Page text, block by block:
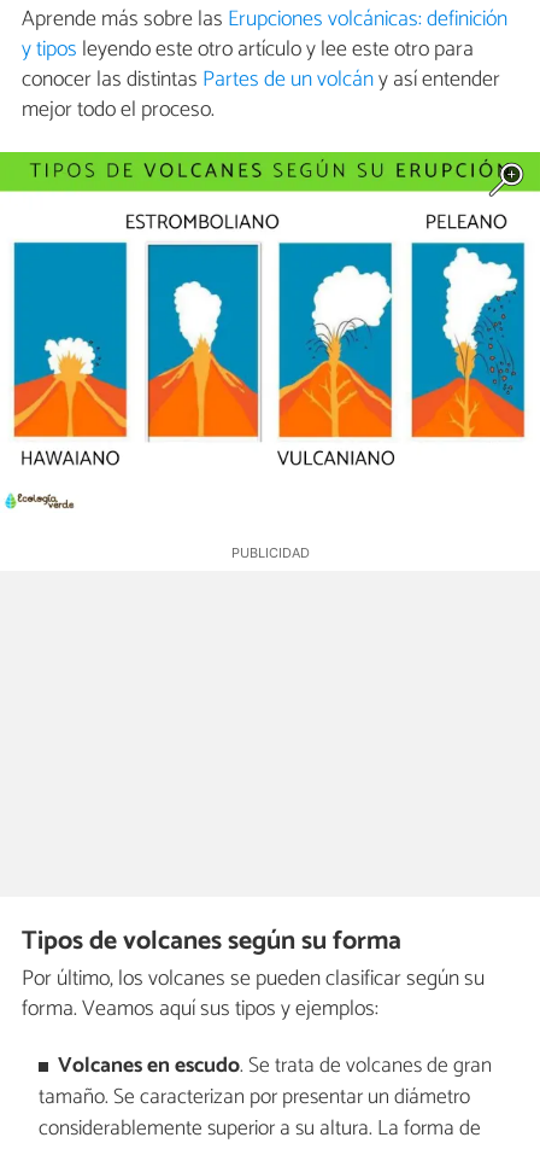
Aprende más sobre las Erupciones volcánicas: definición
y tipos leyendo este otro artículo y lee este otro para
conocer las distintas Partes de un volcány así entender
mejor todo el proceso.
Tipos de volcanes según su forma
Por último, los volcanes se pueden clasificar según su
forma. Veamos aquí sus tipos y ejemplos:
Volcanes en escudo. Se trata de volcanes de gran
tamaño. Se caracterizan por presentar un diámetro
considerablemente superior a su altura. La forma de